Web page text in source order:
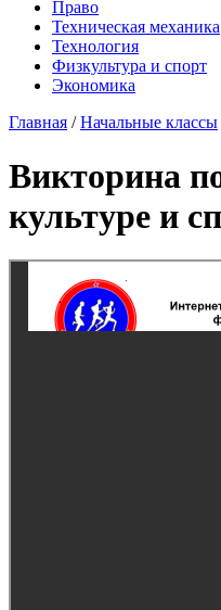
Право
Техническая механика
Технология
Физкультура и спорт
Экономика
Главная /Начальные классы
Викторина
культуре и